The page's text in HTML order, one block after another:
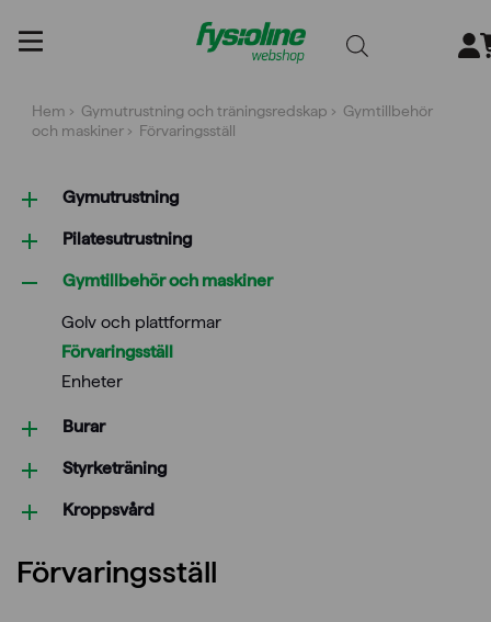
innehållet
Hem › Gymutrustning och träningsredskap › Gymtillbehör
och maskiner › Förvaringsställ
Gymutrustning
Pilatesutrustning
Gymtillbehör och maskiner
Golv och plattformar
Förvaringsställ
Enheter
Burar
Styrketräning
Kroppsvård
Förvaringsställ